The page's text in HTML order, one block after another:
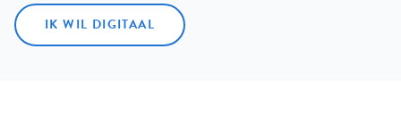
IK WIL DIGITAAL